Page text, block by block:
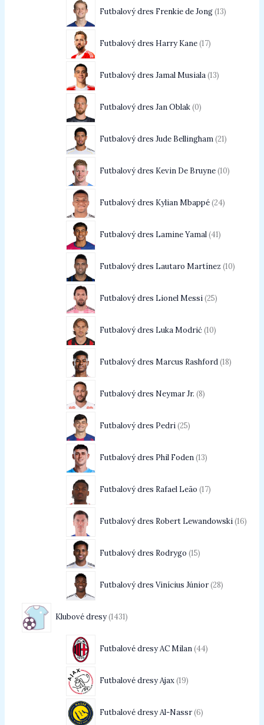
Futbalový dres Frenkie de Jong 13
Futbalový dres Harry Kane 17
Futbalový dres Jamal Musiala 13
Futbalový dres Jan Oblak 0
Futbalový dres Jude Bellingham 21
Futbalový dres Kevin De Bruyne 10
Futbalový dres Kylian Mbappé 24
Futbalový dres Lamine Yamal 41
Futbalový dres Lautaro Martínez 10
Futbalový dres Lionel Messi 25
Futbalový dres Luka Modrić 10
Futbalový dres Marcus Rashford 18
Futbalový dres Neymar Jr. 8
Futbalový dres Pedri 25
Futbalový dres Phil Foden 13
Futbalový dres Rafael Leão 17
Futbalový dres Robert Lewandowski 16
Futbalový dres Rodrygo 15
Futbalový dres Vinícius Júnior 28
Klubové dresy 1431
Futbalové dresy AC Milan 44
Futbalové dresy Ajax 19
Futbalové dresy Al-Nassr 6